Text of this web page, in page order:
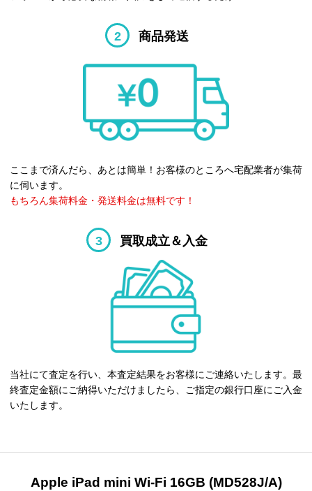
2 商品発送
ここまで済んだら、あとは簡単！お客様のところへ宅配業者が集荷
に伺います。
もちろん集荷料金・発送料金は無料です！
3 買取成立＆入金
当社にて査定を行い、本査定結果をお客様にご連絡いたします。最
終査定金額にご納得いただけましたら、ご指定の銀行口座にご入金
いたします。
Apple iPad mini Wi-Fi 16GB (MD528J/A)